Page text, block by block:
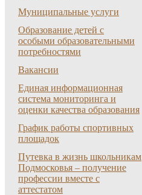
Муниципальные услуги
Образование детей с
особыми образовательными
потребностями
Вакансии
Единая информационная
система мониторинга и
оценки качества образования
График работы спортивных
площадок
Путевка в жизнь школьникам
Подмосковья – получение
профессии вместе с
аттестатом